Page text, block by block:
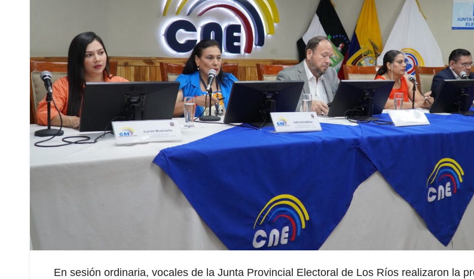
En sesión ordinaria, vocales de la Junta Provincial Electoral de Los Ríos realizaron la